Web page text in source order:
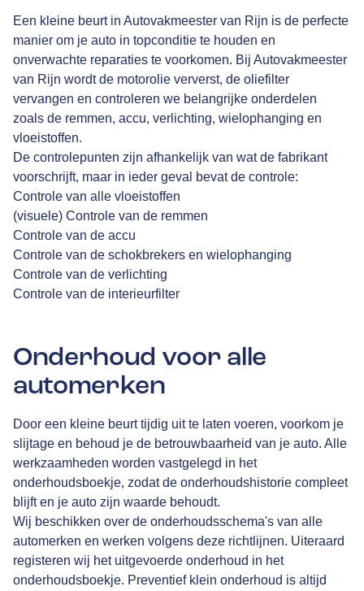
Een kleine beurt in Autovakmeester van Rijn is de perfecte
manier om je auto in topconditie te houden en
onverwachte reparaties te voorkomen. Bij Autovakmeester
van Rijn wordt de motorolie ververst, de oliefilter
vervangen en controleren we belangrijke onderdelen
zoals de remmen, accu, verlichting, wielophanging en
vloeistoffen.
De controlepunten zijn afhankelijk van wat de fabrikant
voorschrijft, maar in ieder geval bevat de controle:
Controle van alle vloeistoffen
(visuele) Controle van de remmen
Controle van de accu
Controle van de schokbrekers en wielophanging
Controle van de verlichting
Controle van de interieurfilter
Onderhoud voor alle
automerken
Door een kleine beurt tijdig uit te laten voeren, voorkom je
slijtage en behoud je de betrouwbaarheid van je auto. Alle
werkzaamheden worden vastgelegd in het
onderhoudsboekje, zodat de onderhoudshistorie compleet
blijft en je auto zijn waarde behoudt.
Wij beschikken over de onderhoudsschema's van alle
automerken en werken volgens deze richtlijnen. Uiteraard
registeren wij het uitgevoerde onderhoud in het
onderhoudsboekje. Preventief klein onderhoud is altijd